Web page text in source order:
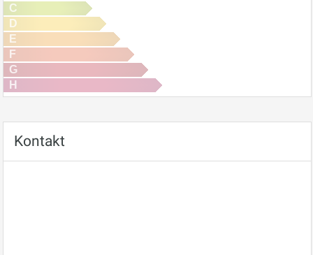
C
D
E
F
G
H
Kontakt